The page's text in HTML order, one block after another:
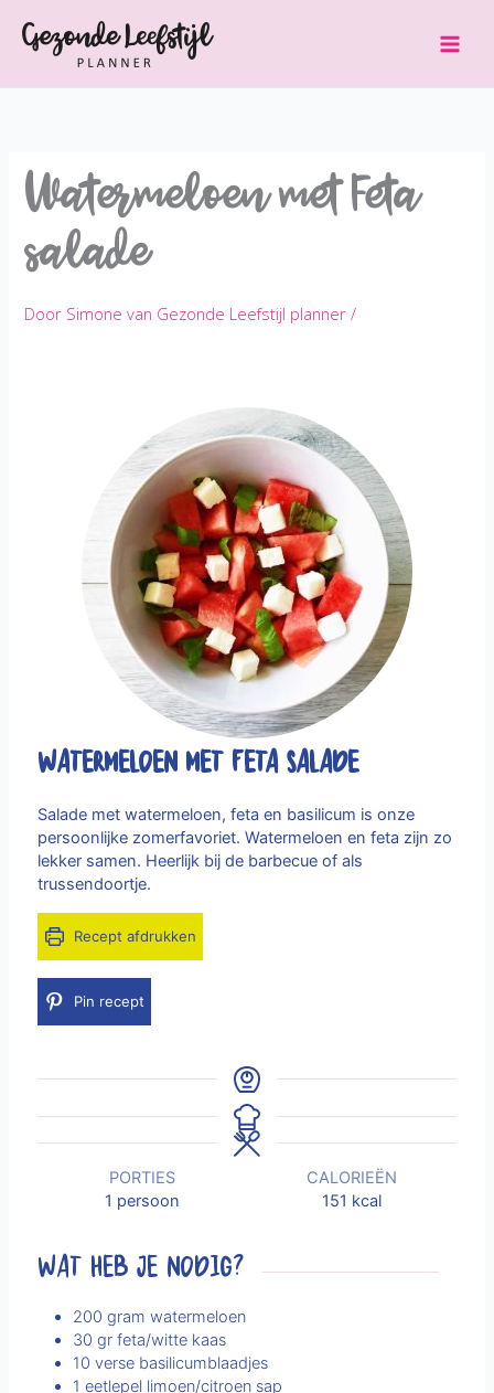
naar
inhoud
Watermeloen met Feta
salade
Door Simone van Gezonde Leefstijl planner/
Watermeloen met Feta salade
Salade met watermeloen, feta en basilicum is onze
persoonlijke zomerfavoriet. Watermeloen en feta zijn zo
lekker samen. Heerlijk bij de barbecue of als
trussendoortje.
Recept afdrukken
Pin recept
PORTIES
1 persoon
CALORIEËN
151 kcal
WAT HEB JE NODIG?
200 gram watermeloen
30 gr feta/witte kaas
10 verse basilicumblaadjes
1 eetlepel limoen/citroen sap